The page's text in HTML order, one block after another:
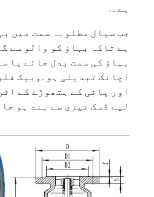
ہے۔.
جب سیال مطلوبہ سمت میں
ہے تاکہ بہاؤ کو والو سے
بہاؤ کی سمت بدل جائے یا
اچانک تبدیلی ہو۔, بیک
اور پانی کے ہتھوڑے کے
لیے ڈسک تیزی سے بند ہو